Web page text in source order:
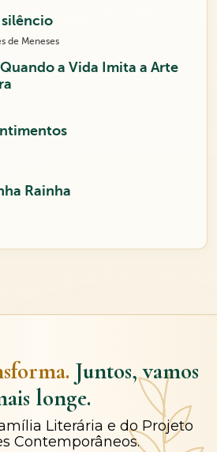
silêncio
de Meneses
a Vida Imita a Arte
Rainha
Juntos, vamos
longe.
Literária e do Projeto
Contemporâneos.